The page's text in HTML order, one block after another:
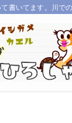
書いてます。川で